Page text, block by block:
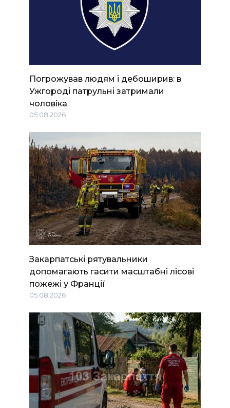
Погрожував людям і дебоширив: в
Ужгороді патрульні затримали
чоловіка
05.08.2026
Закарпатські рятувальники
допомагають гасити масштабні лісові
пожежі у Франції
05.08.2026